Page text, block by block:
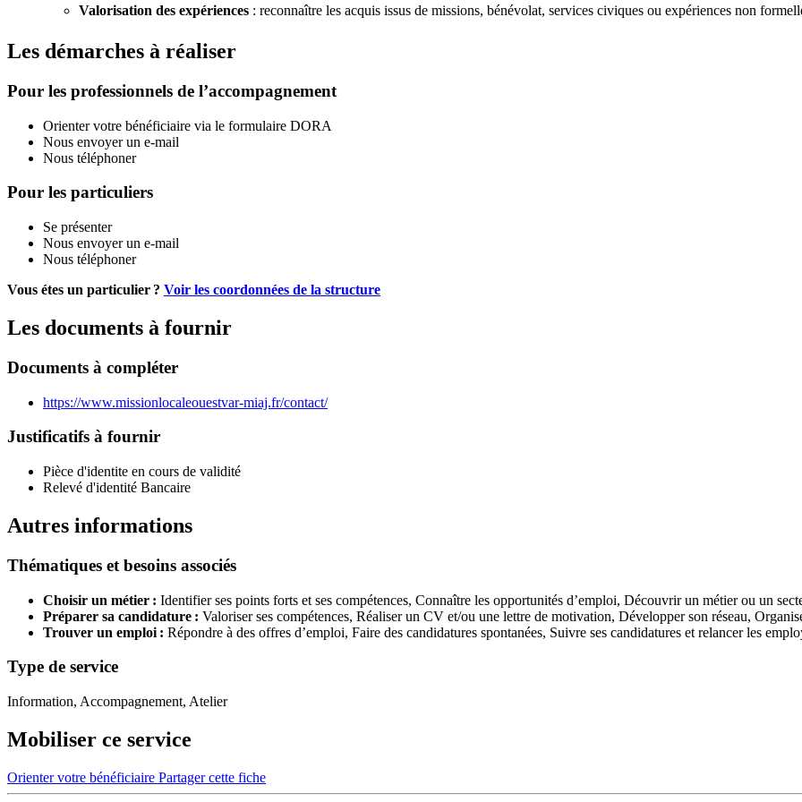
Valorisation des expériences : reconnaître les acquis issus de missions, bénévolat, services civiques ou expériences non
Les démarches à réaliser
Pour les professionnels de l’accompagnement
Orienter votre bénéficiaire via le formulaire DORA
Nous envoyer un e-mail
Nous téléphoner
Pour les particuliers
Se présenter
Nous envoyer un e-mail
Nous téléphoner
Vous étes un particulier ? Voir les coordonnées de la structure
Les documents à fournir
Documents à compléter
https://www.missionlocaleouestvar-miaj.fr/contact/
Justificatifs à fournir
Pièce d'identite en cours de validité
Relevé d'identité Bancaire
Autres informations
Thématiques et besoins associés
Choisir un métier : Identifier ses points forts et ses compétences, Connaître les opportunités d’emploi, Découvrir un métier ou un
Préparer sa candidature : Valoriser ses compétences, Réaliser un CV et/ou une lettre de motivation, Développer son réseau,
Trouver un emploi : Répondre à des offres d’emploi, Faire des candidatures spontanées, Suivre ses candidatures et relancer les
Type de service
Information, Accompagnement, Atelier
Mobiliser ce service
Orienter votre bénéficiaire Partager cette fiche